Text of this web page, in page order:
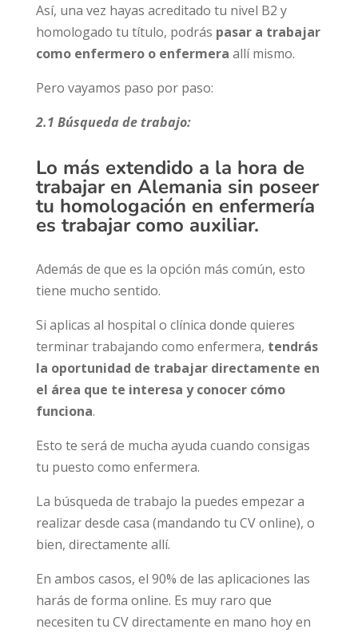
Así, una vez hayas acreditado tu nivel B2 y
homologado tu título, podrás pasar a trabajar
como enfermero o enfermera allí mismo.
Pero vayamos paso por paso:
2.1 Búsqueda de trabajo:
Lo más extendido a la hora de
trabajar en Alemania sin poseer
tu homologación en enfermería
es trabajar como auxiliar.
Además de que es la opción más común, esto
tiene mucho sentido.
Si aplicas al hospital o clínica donde quieres
terminar trabajando como enfermera, tendrás
la oportunidad de trabajar directamente en
el área que te interesa y conocer cómo
funciona.
Esto te será de mucha ayuda cuando consigas
tu puesto como enfermera.
La búsqueda de trabajo la puedes empezar a
realizar desde casa (mandando tu CV online), o
bien, directamente allí.
En ambos casos, el 90% de las aplicaciones las
harás de forma online. Es muy raro que
necesiten tu CV directamente en mano hoy en